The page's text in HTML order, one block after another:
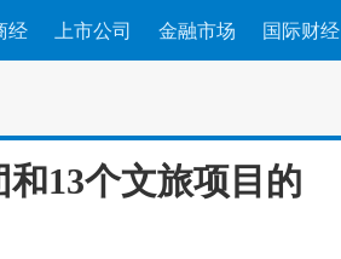
经 上市公司 金融市场 国际财经
13个文旅项目的